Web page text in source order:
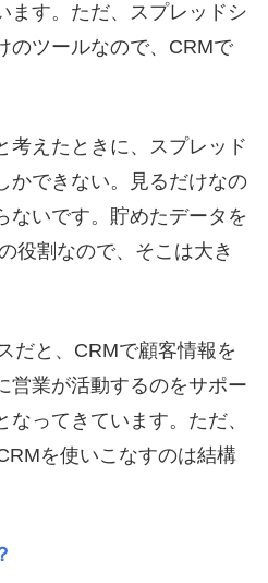
ます。ただ、スプレッドシ
のツールなので、CRMで
考えたときに、スプレッド
かできない。見るだけなの
ないです。貯めたデータを
役割なので、そこは大き
だと、 CRMで顧客情報を
営業が活動するのをサポー
なってきています。ただ、
を使いこなすのは結構